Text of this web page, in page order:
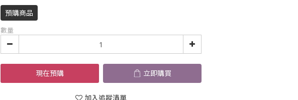
預購商品
數量
現在預購 立即購買
加入追蹤清單